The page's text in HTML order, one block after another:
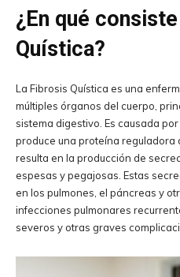
¿En qué
Quística?
La Fibrosis Quística es una
múltiples órganos del cuerpo,
sistema digestivo. Es causada
produce una proteína reguladora
resulta en la producción de
espesas y pegajosas. Estas
en los pulmones, el páncreas y
infecciones pulmonares
severos y otras graves